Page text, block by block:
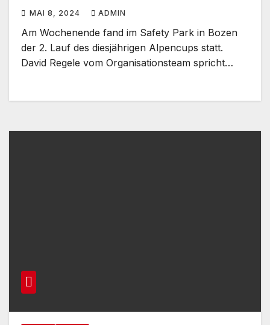
MAI 8, 2024 ADMIN
Am Wochenende fand im Safety Park in Bozen
der 2. Lauf des diesjährigen Alpencups statt.
David Regele vom Organisationsteam spricht…